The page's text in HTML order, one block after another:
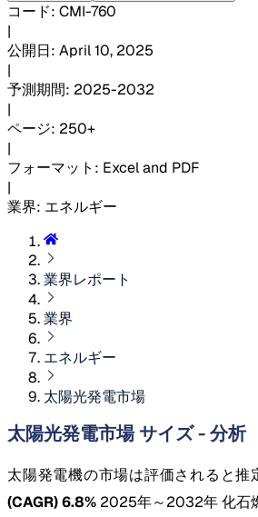
コード: CMI-760
|
公開日: April 10, 2025
|
予測期間: 2025-2032
|
ページ: 250+
|
フォーマット : Excel and PDF
|
業界: エネルギー
業界レポート
業界
エネルギー
太陽光発電市場
太陽光発電市場 サイズ - 分析
太陽発電機の市場は評価されると推
(CAGR) 6.8% 2025年～2032年 化石